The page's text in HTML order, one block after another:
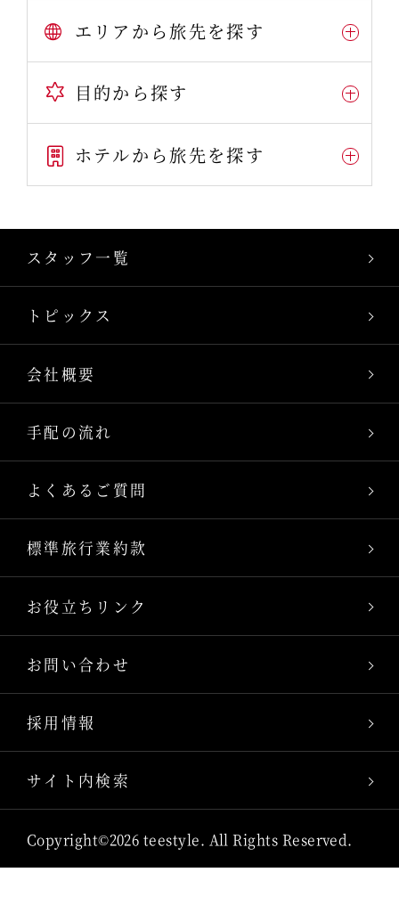
エリアから旅先を探す
目的から探す
ホテルから旅先を探す
スタッフ一覧
トピックス
会社概要
手配の流れ
よくあるご質問
標準旅行業約款
お役立ちリンク
お問い合わせ
採用情報
サイト内検索
Copyright©2026 teestyle. All Rights Reserved.